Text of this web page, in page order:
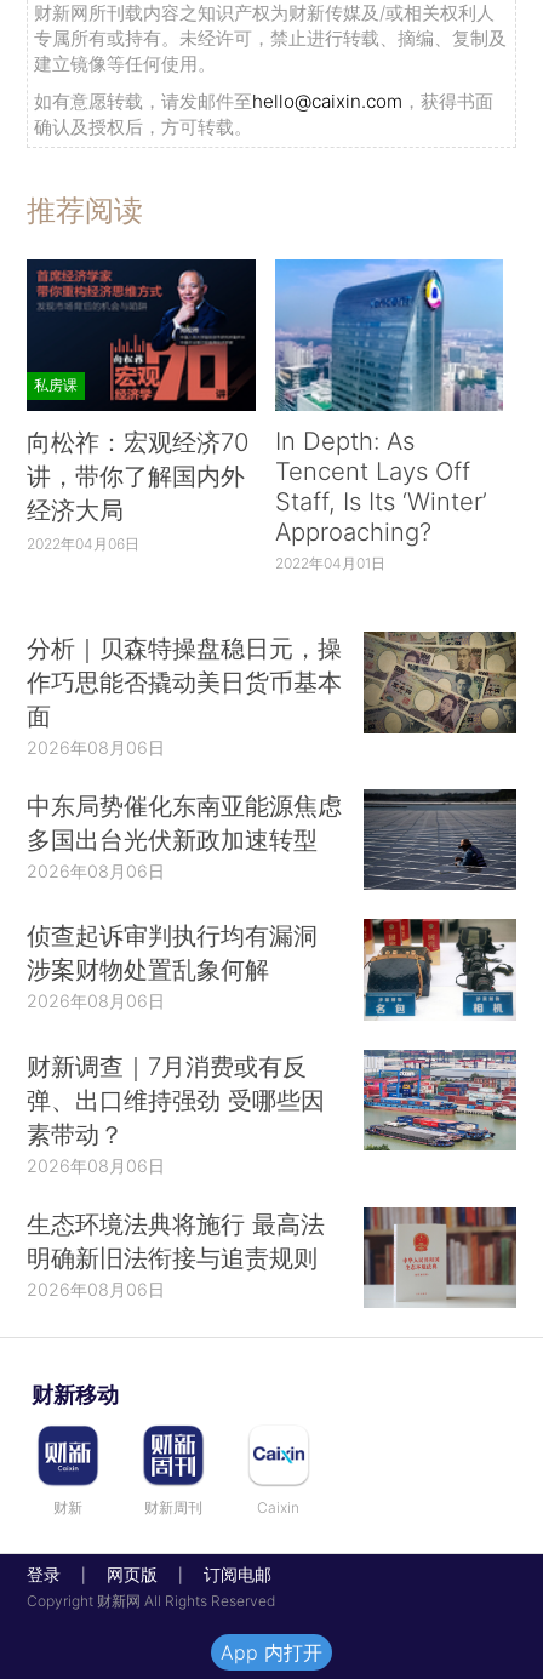
财新网所刊载内容之知识产权为财新传媒及/或相关权利人
专属所有或持有。未经许可，禁止进行转载、摘编、复制及
建立镜像等任何使用。
如有意愿转载，请发邮件至hello@caixin.com ，获得书面
确认及授权后，方可转载。
推荐阅读
私房课
向松祚：宏观经济70
讲，带你了解国内外
经济大局
2022年04月06日
In Depth: As
Tencent Lays Off
Staff, Is Its ‘Winter’
Approaching?
2022年04月01日
分析｜贝森特操盘稳日元，操
作巧思能否撬动美日货币基本
面
2026年08月06日
中东局势催化东南亚能源焦虑
多国出台光伏新政加速转型
2026年08月06日
侦查起诉审判执行均有漏洞
涉案财物处置乱象何解
2026年08月06日
财新调查｜7月消费或有反
弹、出口维持强劲 受哪些因
素带动？
2026年08月06日
生态环境法典将施行 最高法
明确新旧法衔接与追责规则
2026年08月06日
财新移动
财新 财新周刊 Caixin
登录 网页版 订阅电邮
Copyright 财新网 All Rights Reserved
App 内打开